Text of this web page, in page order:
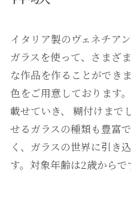
イタリア製のヴェネチアン
ガラスを使って、さまざま
な作品を作ることができ
色をご用意しております
載せていき、 糊付けまで
せるガラスの種類も豊富
く、ガラスの世界に引き
す。対象年齢は2歳からで